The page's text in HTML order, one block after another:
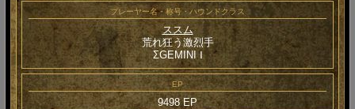
プレーヤー名・称号・ハウンドクラス
ススム
荒れ狂う激烈手
ΣGEMINI Ⅰ
EP
9498 EP